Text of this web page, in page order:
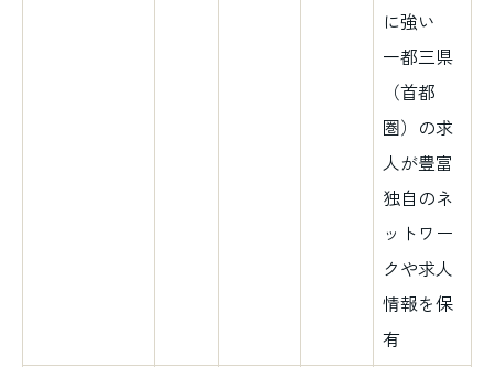
に強い
一都三県
（首都
圏）の求
人が豊富
独自のネ
ットワー
クや求人
情報を保
有